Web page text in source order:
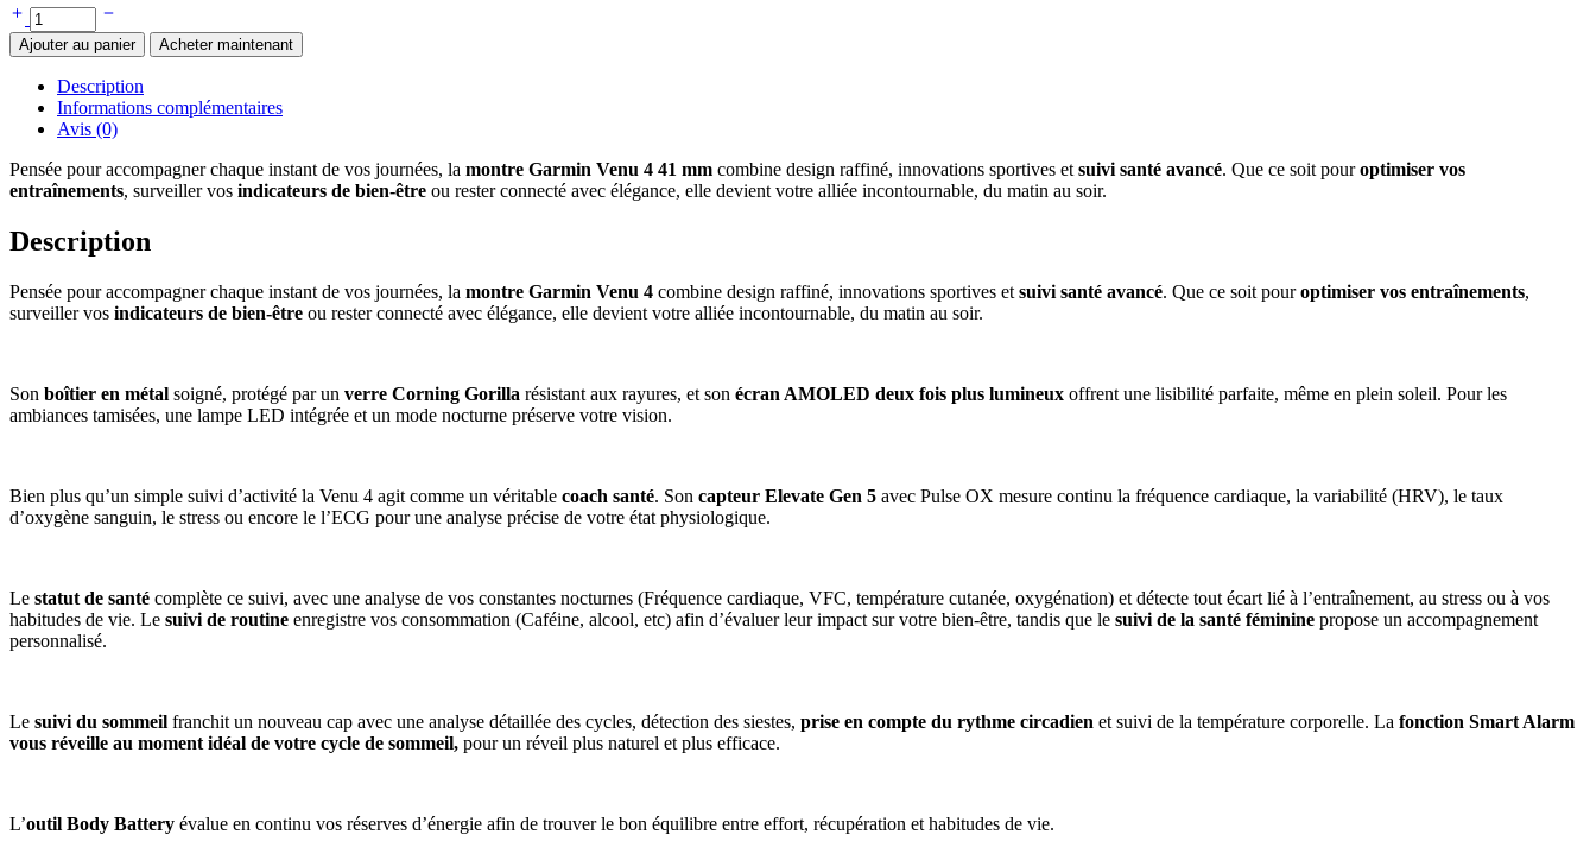
Ajouter au panier Acheter maintenant
Description
Informations complémentaires
Avis (0)
Pensée pour accompagner chaque instant de vos journées, la montre Garmin Venu 4 41 mm combine design raffiné, innovations sportives et suivi santé avancé. Que ce soit pouroptimiser vos
entraînements, surveiller vos indicateurs de bien-être ou rester connecté avec élégance, elle devient votre alliée incontournable, du matin au soir.
Description
Pensée pour accompagner chaque instant de vos journées, la montre Garmin Venu 4 combine design raffiné, innovations sportives et suivi santé avancé. Que ce soit pouroptimiser vos entraînements,
surveiller vos indicateurs de bien-être ou rester connecté avec élégance, elle devient votre alliée incontournable, du matin au soir.
Son boîtier en métal soigné, protégé par un verre Corning Gorilla résistant aux rayures, et son écran AMOLED deux fois plus lumineux offrent une lisibilité parfaite, même en plein soleil. Pour les
ambiances tamisées, une lampe LED intégrée et un mode nocturne préserve votre vision.
Bien plus qu’un simple suivi d’activité la Venu 4 agit comme un véritable coach santé. Son capteur Elevate Gen 5 avec Pulse OX mesure continu la fréquence cardiaque, la variabilité (HRV), le taux
d’oxygène sanguin, le stress ou encore le l’ECG pour une analyse précise de votre état physiologique.
Le statut de santé complète ce suivi, avec une analyse de vos constantes nocturnes (Fréquence cardiaque, VFC, température cutanée, oxygénation) et détecte tout écart lié à l’entraînement, au stress ou à vos
habitudes de vie. Le suivi de routine enregistre vos consommation (Caféine, alcool, etc) afin d’évaluer leur impact sur votre bien-être, tandis que le suivi de la santé féminine propose un accompagnement
personnalisé.
Le suivi du sommeil franchit un nouveau cap avec une analyse détaillée des cycles, détection des siestes, prise en compte du rythme circadien et suivi de la température corporelle. La fonction Smart Alarm
vous réveille au moment idéal de votre cycle de sommeil, pour un réveil plus naturel et plus efficace.
L’outil Body Battery évalue en continu vos réserves d’énergie afin de trouver le bon équilibre entre effort, récupération et habitudes de vie.